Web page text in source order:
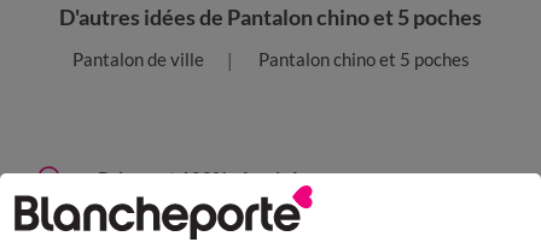
D'autres idées de Pantalon chino et 5 poches
Pantalon de ville Pantalon chino et 5 poches
Paiement 100% sécurisé
Payez plus tard ou en plusieurs fois